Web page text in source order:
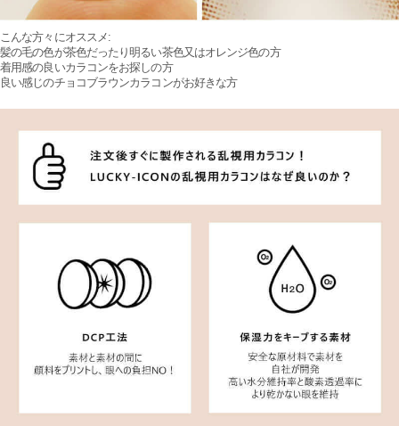
こんな方々にオススメ:
髪の毛の色が茶色だったり明るい茶色又はオレンジ色の方
着用感の良いカラコンをお探しの方
良い感じのチョコブラウンカラコンがお好きな方